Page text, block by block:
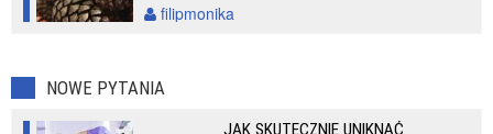
filipmonika
NOWE PYTANIA
JAK SKUTECZNIE UNIKNĄĆ